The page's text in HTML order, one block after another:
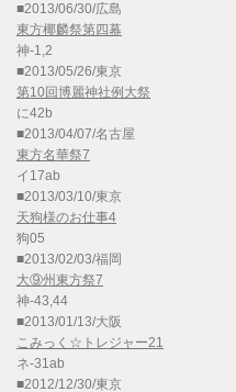
■2013/06/30/広島
東方椰麟祭第四幕
神-1,2
■2013/05/26/東京
第10回博麗神社例大祭
に42b
■2013/04/07/名古屋
東方名華祭7
イ17ab
■2013/03/10/東京
天狗様のお仕事4
狗05
■2013/02/03/福岡
大⑨州東方祭7
神-43,44
■2013/01/13/大阪
こみっく☆トレジャー21
ネ-31ab
■2012/12/30/東京